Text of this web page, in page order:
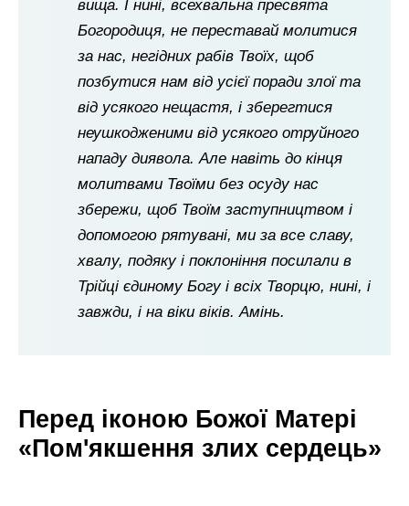
вища. І нині, всехвальна пресвята
Богородиця, не переставай молитися
за нас, негідних рабів Твоїх, щоб
позбутися нам від усієї поради злої та
від усякого нещастя, і зберегтися
неушкодженими від усякого отруйного
нападу диявола. Але навіть до кінця
молитвами Твоїми без осуду нас
збережи, щоб Твоїм заступництвом і
допомогою рятувані, ми за все славу,
хвалу, подяку і поклоніння посилали в
Трійці єдиному Богу і всіх Творцю, нині, і
завжди, і на віки віків. Амінь.
Перед іконою Божої Матері
«Пом'якшення злих сердець»